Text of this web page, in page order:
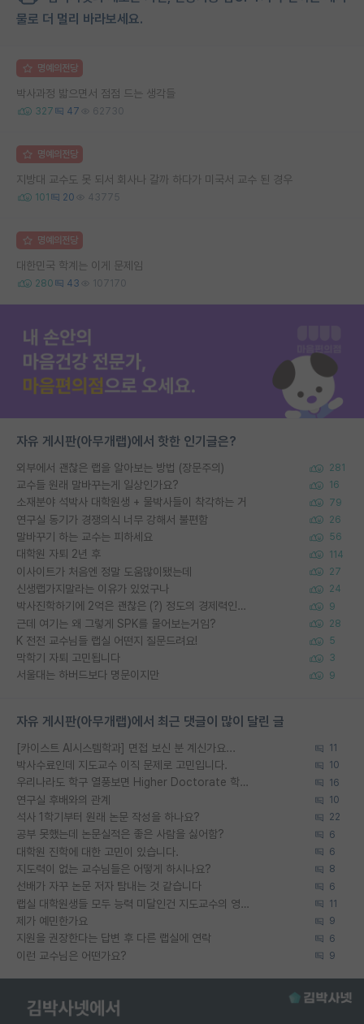
물로 더 멀리 바라보세요.
명예의전당
박사과정 밟으면서 점점 드는 생각들
327 47 62730
명예의전당
지방대 교수도 못 되서 회사나 갈까 하다가 미국서 교수 된 경우
101 20 43775
명예의전당
대한민국 학계는 이게 문제임
280 43 107170
자유 게시판(아무개랩)에서 핫한 인기글은?
외부에서 괜찮은 랩을 알아보는 방법 (장문주의) 281
교수들 원래 말바꾸는게 일상인가요? 16
소재분야 석박사 대학원생 + 물박사들이 착각하는 거 79
연구실 동기가 경쟁의식 너무 강해서 불편함 26
말바꾸기 하는 교수는 피하세요 56
대학원 자퇴 2년 후 114
이사이트가 처음엔 정말 도움많이됐는데 27
신생랩가지말라는 이유가 있었구나 24
박사진학하기에 2억은 괜찮은 (?) 정도의 경제력인가요 9
근데 여기는 왜 그렇게 SPK를 물어보는거임? 28
K 전전 교수님들 랩실 어떤지 질문드려요! 5
막학기 자퇴 고민됩니다 3
서울대는 하버드보다 명문이지만 9
자유 게시판(아무개랩)에서 최근 댓글이 많이 달린 글
[카이스트 AI시스템학과] 면접 보신 분 계신가요... 11
박사수료인데 지도교수 이직 문제로 고민입니다. 10
우리나라도 학구 열풍보면 Higher Doctorate 학위가 필요하다고 봅니다. 16
연구실 후배와의 관계 10
석사 1학기부터 원래 논문 작성을 하나요? 22
공부 못했는데 논문실적은 좋은 사람을 싫어함? 6
대학원 진학에 대한 고민이 있습니다. 6
지도력이 없는 교수님들은 어떻게 하시나요? 8
선배가 자꾸 논문 저자 탐내는 것 같습니다 6
랩실 대학원생들 모두 능력 미달인건 지도교수의 영향 아닌가? 11
제가 예민한가요 9
지원을 권장한다는 답변 후 다른 랩실에 연락 6
이런 교수님은 어떤가요? 9